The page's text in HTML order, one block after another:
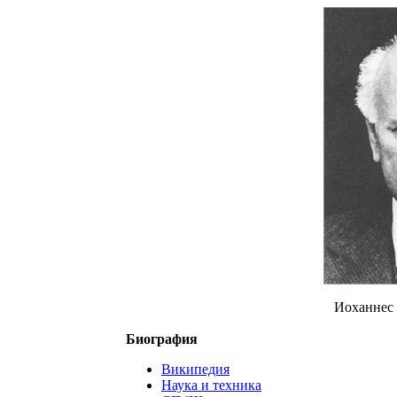
Иоханнес
Биография
Википедия
Наука и техника